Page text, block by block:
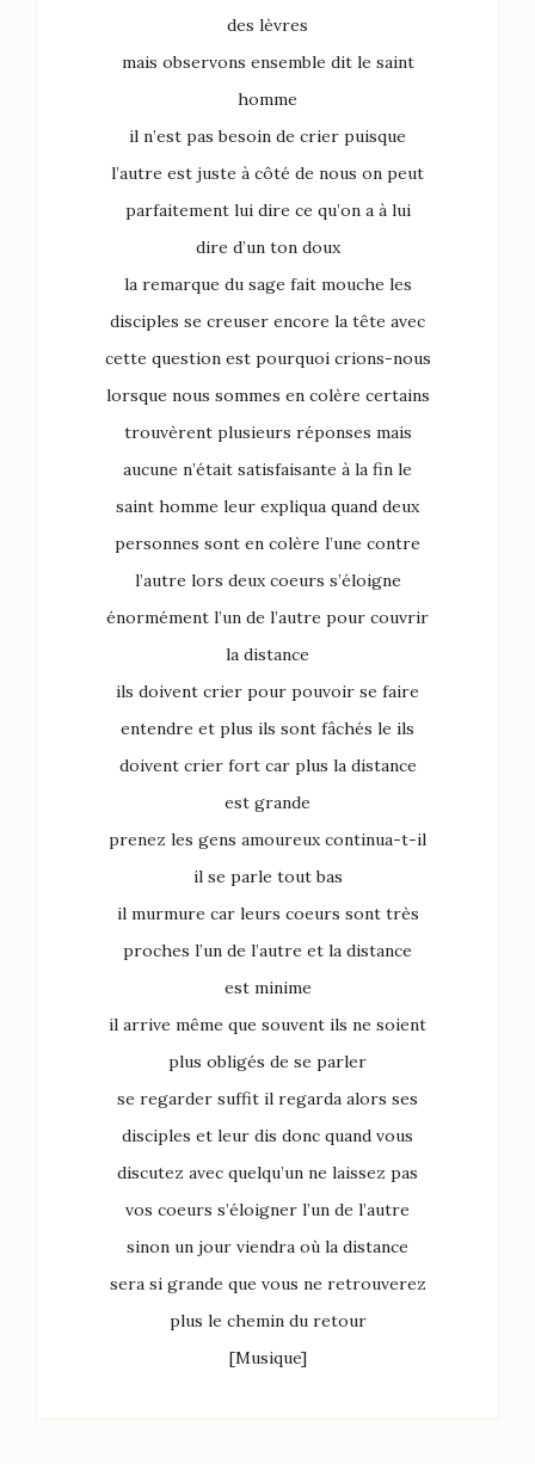
des lèvres
mais observons ensemble dit le saint
homme
il n’est pas besoin de crier puisque
l’autre est juste à côté de nous on peut
parfaitement lui dire ce qu’on a à lui
dire d’un ton doux
la remarque du sage fait mouche les
disciples se creuser encore la tête avec
cette question est pourquoi crions-nous
lorsque nous sommes en colère certains
trouvèrent plusieurs réponses mais
aucune n’était satisfaisante à la fin le
saint homme leur expliqua quand deux
personnes sont en colère l’une contre
l’autre lors deux coeurs s’éloigne
énormément l’un de l’autre pour couvrir
la distance
ils doivent crier pour pouvoir se faire
entendre et plus ils sont fâchés le ils
doivent crier fort car plus la distance
est grande
prenez les gens amoureux continua-t-il
il se parle tout bas
il murmure car leurs coeurs sont très
proches l’un de l’autre et la distance
est minime
il arrive même que souvent ils ne soient
plus obligés de se parler
se regarder suffit il regarda alors ses
disciples et leur dis donc quand vous
discutez avec quelqu’un ne laissez pas
vos coeurs s’éloigner l’un de l’autre
sinon un jour viendra où la distance
sera si grande que vous ne retrouverez
plus le chemin du retour
[Musique]